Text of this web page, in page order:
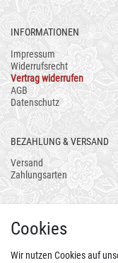
INFORMATIONEN
Impressum
Widerrufsrecht
Vertrag widerrufen
AGB
Datenschutz
BEZAHLUNG & VERSAND
Versand
Zahlungsarten
Cookies
Wir nutzen Cookies auf